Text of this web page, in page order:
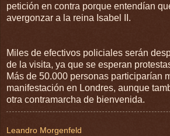
petición en contra porque entendían
avergonzar a la reina Isabel II.
Miles de efectivos policiales serán
de la visita, ya que se esperan
Más de 50.000 personas participarían
manifestación en Londres, aunque
otra contramarcha de bienvenida.
Leandro Morgenfeld